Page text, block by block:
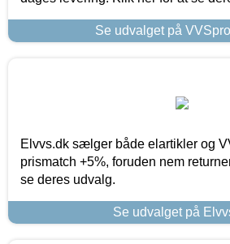
Se udvalget på
Elvvs.dk sælger både elartikler og
prismatch +5%, foruden nem
se deres udvalg.
Se udvalget på